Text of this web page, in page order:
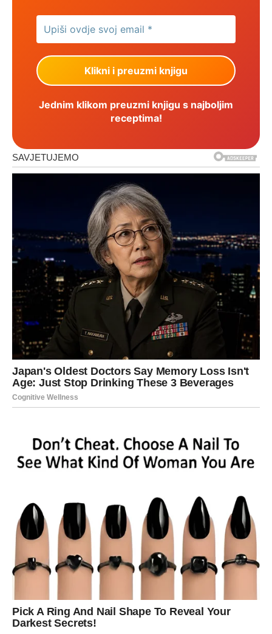
Jednim klikom preuzmi knjigu s najboljim
receptima!